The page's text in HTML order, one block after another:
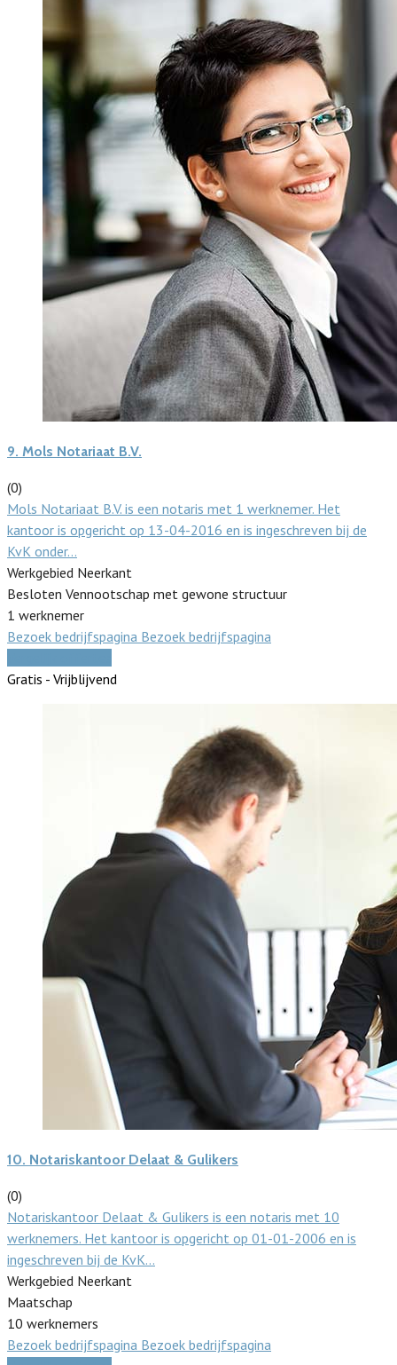
9. Mols Notariaat B.V.
(0)
Mols Notariaat B.V. is een notaris met 1 werknemer. Het
kantoor is opgericht op 13-04-2016 en is ingeschreven bij de
KvK onder…
Werkgebied Neerkant
Besloten Vennootschap met gewone structuur
1 werknemer
Bezoek bedrijfspagina Bezoek bedrijfspagina
Gratis - Vrijblijvend
10. Notariskantoor Delaat & Gulikers
(0)
Notariskantoor Delaat & Gulikers is een notaris met 10
werknemers. Het kantoor is opgericht op 01-01-2006 en is
ingeschreven bij de KvK…
Werkgebied Neerkant
Maatschap
10 werknemers
Bezoek bedrijfspagina Bezoek bedrijfspagina